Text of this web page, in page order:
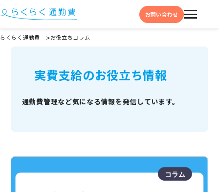
お問い合わせ
選ばれる理由
事例
らくらく通勤費 お役立ちコラム
実費支給のお役立ち情報
通勤費管理など気になる情報を発信しています。